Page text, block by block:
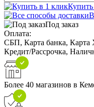
Под заказ
Оплата:
СБП, Карта банка, Карта
Кредит/Рассрочка,
Более 40 магазинов в